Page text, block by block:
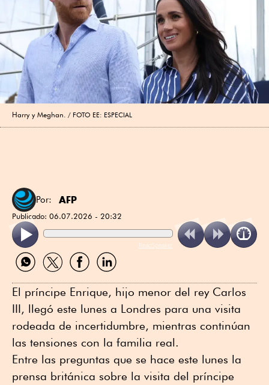
Harry y Meghan. FOTO EE: ESPECIAL
Por: AFP
Publicado: 06.07.2026 - 20:32
ReadSpeaker
Compartir
por
Compartir
por
Compartir
por
Compartir
por
El príncipe Enrique, hijo menor del rey Carlos
III, llegó este lunes a Londres para una visita
rodeada de incertidumbre, mientras continúan
las tensiones con la familia real.
Entre las preguntas que se hace este lunes la
prensa británica sobre la visita del príncipe